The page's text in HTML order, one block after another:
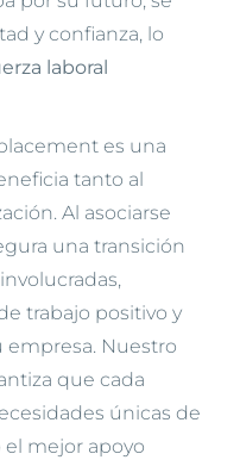
y confianza, lo
laboral
es una
tanto al
Al asociarse
una transición
trabajo positivo y
Nuestro
que cada
únicas de
mejor apoyo